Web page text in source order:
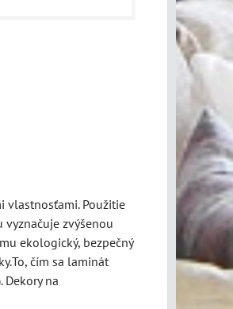
vlastnosťami. Použitie
zvýšenou
ekologický, bezpečný
čím sa laminát
na